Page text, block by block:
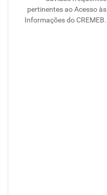
pertinentes ao Acesso às
Informações do CREMEB.